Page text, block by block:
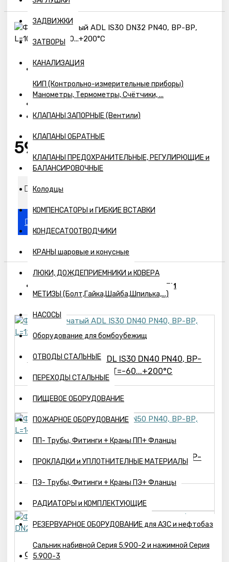
ЗАДВИЖКИ
ЗАТВОРЫ
КАНАЛИЗАЦИЯ
КИП (Контрольно-измерительные приборы)
Манометры, Термометры, Счётчики, ...
КЛАПАНЫ ЗАПОРНЫЕ (Вентили)
КЛАПАНЫ ОБРАТНЫЕ
КЛАПАНЫ ПРЕДОХРАНИТЕЛЬНЫЕ, РЕГУЛИРЮЩИЕ и
БАЛАНСИРОВОЧНЫЕ
Колодцы
КОМПЕНСАТОРЫ и ГИБКИЕ ВСТАВКИ
КОНДЕСАТООТВОДЧИКИ
КРАНЫ шаровые и конусные
ЛЮКИ, ДОЖДЕПРИЕМНИКИ и КОВЕРА
МЕТИЗЫ (Болт,Гайка,Шайба,Шпилька,...)
НАСОСЫ
Оборудование для бомбоубежищ
ОТВОДЫ СТАЛЬНЫЕ
ПЕРЕХОДЫ СТАЛЬНЫЕ
ПИЩЕВОЕ ОБОРУДОВАНИЕ
ПОЖАРНОЕ ОБОРУДОВАНИЕ
ПП- Трубы, Фитинги + Краны ПП+ Фланцы
ПРОКЛАДКИ и УПЛОТНИТЕЛНЫЕ МАТЕРИАЛЫ
ПЭ- Трубы, Фитинги + Краны ПЭ+ Фланцы
РАДИАТОРЫ и КОМПЛЕКТУЮЩИЕ
РЕЗЕРВУАРНОЕ ОБОРУДОВАНИЕ для АЗС и нефтобаз
Сальник набивной Серия 5.900-2 и нажимной Серия
5.900-3
Наличие:
Предзаказ
Артикул: BM01A405029
5913р.
ВЫ СМОТРЕЛИ
Фильтр сетчатый ADL IS30 DN40 PN40, ВР-
ВР, L=120 mm,T=-60...+200°C
3686р.
Фильтр сетчатый ADL IS30 DN50 PN40, ВР-
Фильтр сетчатый ADL IS31.04.1.00.025.40.Ф/